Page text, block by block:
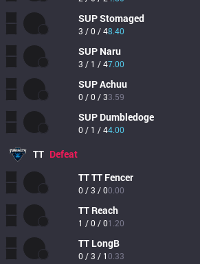
SUPStomaged
3 / 0 / 48.40
SUP Naru
3 / 1 / 47.00
SUPAchuu
0 / 0 / 33.59
SUP Dumbledoge
0 / 1 / 44.00
TT Defeat
TTTT Fencer
0 / 3 / 00.00
TT Reach
1 / 0 / 01.20
TT LongB
0 / 3 / 10.33